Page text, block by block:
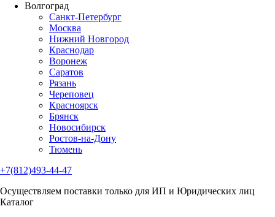
Волгоград
Санкт-Петербург
Москва
Нижний Новгород
Краснодар
Воронеж
Саратов
Рязань
Череповец
Красноярск
Брянск
Новосибирск
Ростов-на-Дону
Тюмень
+7(812)493-44-47
Осуществляем поставки только для ИП и Юридических лиц
Каталог